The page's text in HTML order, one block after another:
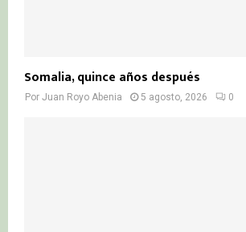
Somalia, quince años después
Por Juan Royo Abenia 5 agosto, 2026 0